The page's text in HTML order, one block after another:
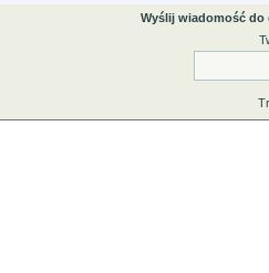
Wyślij wiadomość